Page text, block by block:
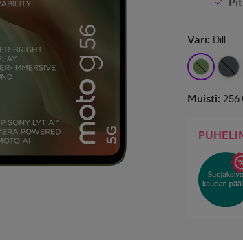
Väri: Dill
Muisti: 256